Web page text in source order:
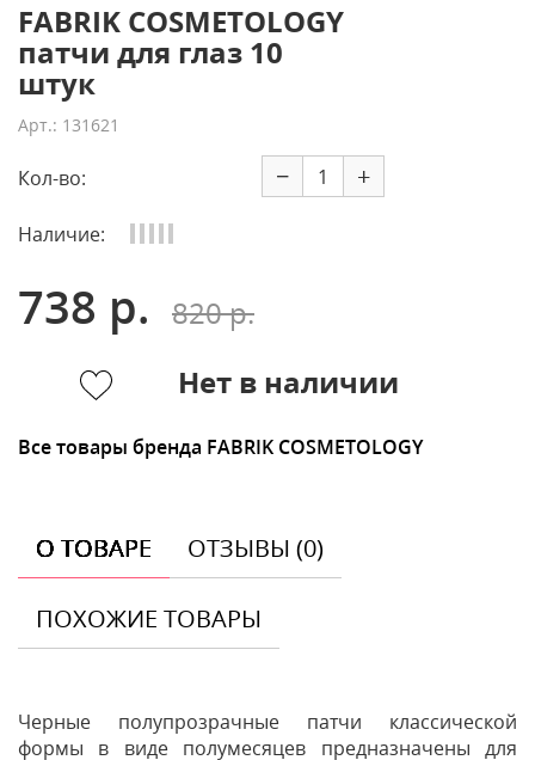
FABRIK COSMETOLOGY
патчи для глаз 10
штук
Арт.: 131621
Кол-во: − +
Наличие:
738 р.
820 р.
Нет в наличии
Все товары бренда FABRIK COSMETOLOGY
О ТОВАРЕ ОТЗЫВЫ (0)
ПОХОЖИЕ ТОВАРЫ
Черные полупрозрачные патчи классической
формы в виде полумесяцев предназначены для